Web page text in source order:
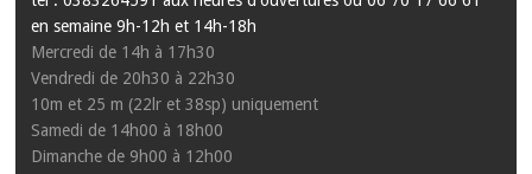
en semaine 9h-12h et 14h-18h
Mercredi de 14h à 17h30
Vendredi de 20h30 à 22h30
10m et 25 m (22lr et 38sp) uniquement
Samedi de 14h00 à 18h00
Dimanche de 9h00 à 12h00